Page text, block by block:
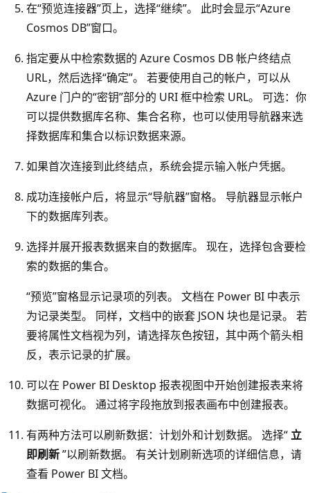
在“预览连接器”页上，选择“继续”。 此时会显示“Azure
Cosmos DB”窗口。
指定要从中检索数据的 Azure Cosmos DB 帐户终结点
URL，然后选择“确定”。 若要使用自己的帐户，可以从
Azure 门户的“密钥”部分的 URI 框中检索 URL。 可选：你
可以提供数据库名称、集合名称，也可以使用导航器来选
择数据库和集合以标识数据来源。
如果首次连接到此终结点，系统会提示输入帐户凭据。
成功连接帐户后，将显示“导航器”窗格。 导航器显示帐户
下的数据库列表。
选择并展开报表数据来自的数据库。 现在，选择包含要检
索的数据的集合。
“预览”窗格显示记录项的列表。 文档在 Power BI 中表示
为记录类型。 同样，文档中的嵌套 JSON 块也是记录。 若
要将属性文档视为列，请选择灰色按钮，其中两个箭头相
反，表示记录的扩展。
可以在 Power BI Desktop 报表视图中开始创建报表来将
数据可视化。 通过将字段拖放到报表画布中创建报表。
有两种方法可以刷新数据：计划外和计划数据。 选择“立
即刷新”以刷新数据。 有关计划刷新选项的详细信息，请
查看 Power BI 文档。